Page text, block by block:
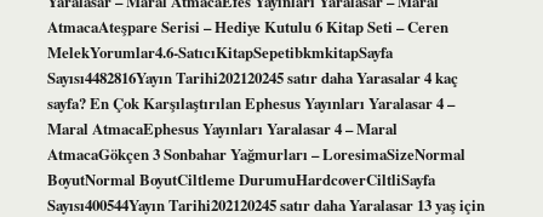
AtmacaAteşpare Serisi – Hediye Kutulu 6 Kitap Seti – Ceren
MelekYorumlar4.6-SatıcıKitapSepetibkmkitapSayfa
Sayısı4482816Yayın Tarihi202120245 satır daha Yarasalar 4 kaç
sayfa? En Çok Karşılaştırılan Ephesus Yayınları Yaralasar 4 –
Maral AtmacaEphesus Yayınları Yaralasar 4 – Maral
AtmacaGökçen 3 Sonbahar Yağmurları – LoresimaSizeNormal
BoyutNormal BoyutCiltleme DurumuHardcoverCiltliSayfa
Sayısı400544Yayın Tarihi202120245 satır daha Yaralasar 13 yaş için